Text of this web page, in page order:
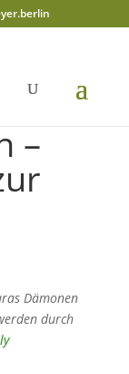
–
Dämonen
durch